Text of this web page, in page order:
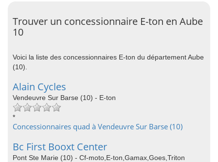
Trouver un concessionnaire E-ton en Aube
10
Voici la liste des concessionnaires E-ton du département Aube
(10).
Alain Cycles
Vendeuvre Sur Barse (10) - E-ton
*
Concessionnaires quad à Vendeuvre Sur Barse (10)
Bc First Booxt Center
Pont Ste Marie (10) - Cf-moto,E-ton,Gamax,Goes,Triton